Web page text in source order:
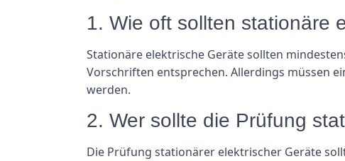
1. Wie oft sollten stationäre
Stationäre elektrische Geräte sollten
Vorschriften entsprechen. Allerdings müssen
werden.
2. Wer sollte die Prüfung
Die Prüfung stationärer elektrischer Geräte